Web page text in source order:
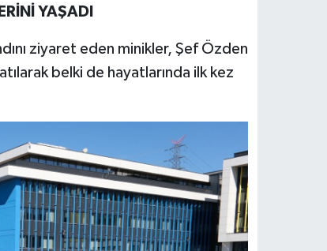
YAŞADI
ziyaret eden minikler, Şef Özden
belki de hayatlarında ilk kez